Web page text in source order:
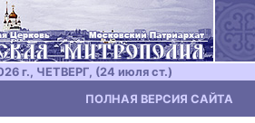
г., ЧЕТВЕРГ, (24 июля ст.)
ПОЛНАЯ ВЕРСИЯ САЙТА